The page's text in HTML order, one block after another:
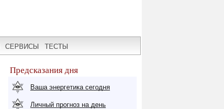
СЕРВИСЫ ТЕСТЫ
Предсказания дня
Ваша энергетика сегодня
Личный прогноз на день